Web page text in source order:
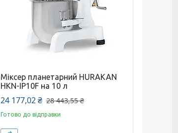
Міксер планетарний HURAKAN
HKN-IP10F на 10 л
24 177,02 ₴ 28 443,55 ₴
Готово до відправки